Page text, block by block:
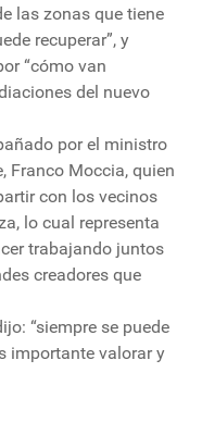
las zonas que tiene
recuperar”, y
“cómo van
del nuevo
por el ministro
Franco Moccia, quien
con los vecinos
lo cual representa
trabajando juntos
creadores que
“siempre se puede
importante valorar y